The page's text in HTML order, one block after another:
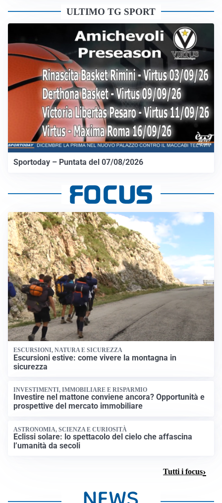
ULTIMO TG SPORT
Sportoday – Puntata del 07/08/2026
ESCURSIONI, NATURA E SICUREZZA
Escursioni estive: come vivere la montagna in
sicurezza
INVESTIMENTI, IMMOBILIARE E RISPARMIO
Investire nel mattone conviene ancora? Opportunità e
prospettive del mercato immobiliare
ASTRONOMIA, SCIENZA E CURIOSITÀ
Eclissi solare: lo spettacolo del cielo che affascina
l’umanità da secoli
Tutti i focus